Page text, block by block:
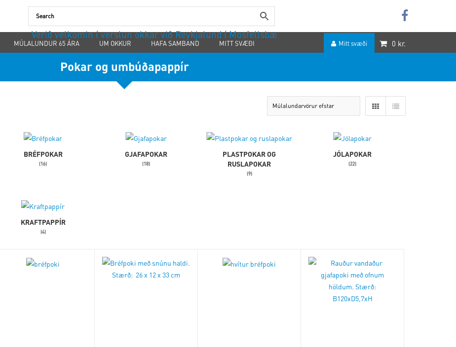
Verið velkomin í verslun okkar við Reykjalund í Mosfellsbæ
MÚLALUNDUR 65 ÁRA UM OKKUR HAFA SAMBAND MITT SVÆÐI Mitt svæði 0 kr.
Pokar og umbúðapappír
BRÉFPOKAR
(16)
GJAFAPOKAR
(18)
PLASTPOKAR OG
RUSLAPOKAR
(9)
JÓLAPOKAR
(22)
KRAFTPAPPÍR
(4)